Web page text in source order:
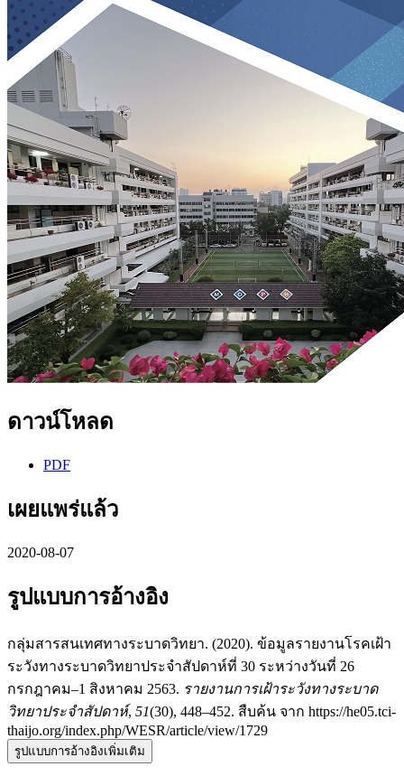
ดาวน์โหลด
PDF
เผยแพร่แล้ว
2020-08-07
รูปแบบการอ้างอิง
กลุ่มสารสนเทศทางระบาดวิทยา. (2020). ข้อมูลรายงานโรคเฝ้า
ระวังทางระบาดวิทยาประจำสัปดาห์ที่ 30 ระหว่างวันที่ 26
กรกฎาคม–1 สิงหาคม 2563. รายงานการเฝ้าระวังทางระบาด
วิทยาประจำสัปดาห์, 51(30), 448–452. สืบค้น จาก https://he05.tci-
thaijo.org/index.php/WESR/article/view/1729
รูปแบบการอ้างอิงเพิ่มเติม